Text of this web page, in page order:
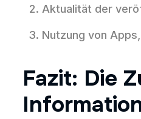
Aktualität der
Nutzung von
Fazit: Die